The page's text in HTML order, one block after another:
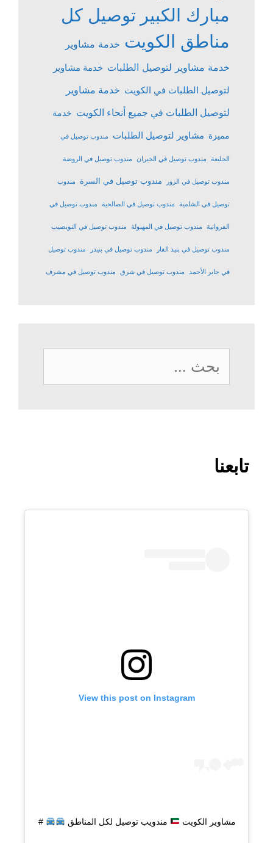
مبارك الكبير توصيل كل
مناطق الكويت خدمة مشاوير
خدمة مشاوير لتوصيل الطلبات خدمة مشاوير
لتوصيل الطلبات في الكويت خدمة مشاوير
لتوصيل الطلبات في جميع أنحاء الكويت خدمة
مميزة مشاوير لتوصيل الطلبات مندوب توصيل في
الجليعة مندوب توصيل في الخيران مندوب توصيل في الروضة
مندوب توصيل في الزور مندوب توصيل في السرة مندوب
توصيل في الشامية مندوب توصيل في الصالحية مندوب توصيل في
الفروانية مندوب توصيل في المهبولة مندوب توصيل في النويصيب
مندوب توصيل في بنيد القار مندوب توصيل في بنيدر مندوب توصيل
في جابر الأحمد مندوب توصيل في شرق مندوب توصيل في مشرف
عن:
تابعنا
View this post on Instagram
مشاوير الكويت مندويب توصيل لكل المناطق #